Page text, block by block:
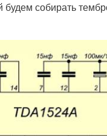
будем собирать